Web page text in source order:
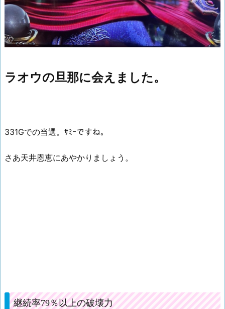
ラオウの旦那に会えました。
331Gでの当選。ｻﾐｰですね。
さあ天井恩恵にあやかりましょう。
継続率79％以上の破壊力